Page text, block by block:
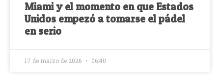
Miami y el momento en que Estados
Unidos empezó a tomarse el pádel
en serio
17 de marzo de 2026 06:40